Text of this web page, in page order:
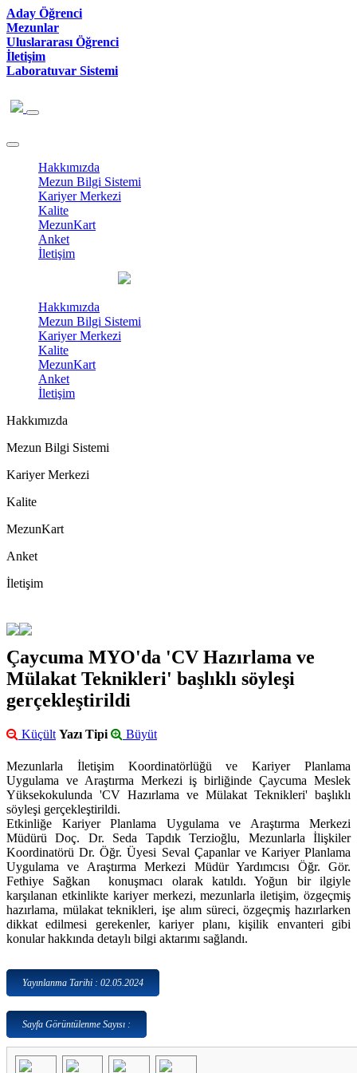
Aday Öğrenci
Mezunlar
Uluslararası Öğrenci
İletişim
Laboratuvar Sistemi
Hakkımızda
Mezun Bilgi Sistemi
Kariyer Merkezi
Kalite
MezunKart
Anket
İletişim
Hakkımızda
Mezun Bilgi Sistemi
Kariyer Merkezi
Kalite
MezunKart
Anket
İletişim
Hakkımızda
Mezun Bilgi Sistemi
Kariyer Merkezi
Kalite
MezunKart
Anket
İletişim
Çaycuma MYO'da 'CV Hazırlama ve
Mülakat Teknikleri' başlıklı söyleşi
gerçekleştirildi
Küçült Yazı Tipi Büyüt
Mezunlarla İletişim Koordinatörlüğü ve Kariyer Planlama
Uygulama ve Araştırma Merkezi iş birliğinde Çaycuma Meslek
Yüksekokulunda 'CV Hazırlama ve Mülakat Teknikleri' başlıklı
söyleşi gerçekleştirildi.
Etkinliğe Kariyer Planlama Uygulama ve Araştırma Merkezi
Müdürü Doç. Dr. Seda Tapdık Terzioğlu, Mezunlarla İlişkiler
Koordinatörü Dr. Öğr. Üyesi Seval Çapanlar ve Kariyer Planlama
Uygulama ve Araştırma Merkezi Müdür Yardımcısı Öğr. Gör.
Fethiye Sağkan konuşmacı olarak katıldı. Yoğun bir ilgiyle
karşılanan etkinlikte kariyer merkezi, mezunlarla iletişim, özgeçmiş
hazırlama, mülakat teknikleri, işe alım süreci, özgeçmiş hazırlarken
dikkat edilmesi gerekenler, kariyer planı, kişilik envanteri gibi
konular hakkında detaylı bilgi aktarımı sağlandı.
Yayınlanma Tarihi : 02.05.2024
Sayfa Görüntülenme Sayısı :